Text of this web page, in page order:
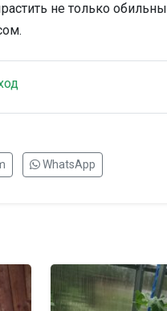
не только
WhatsApp